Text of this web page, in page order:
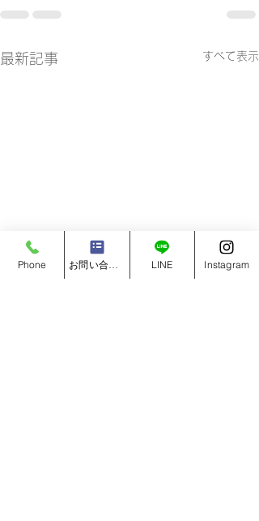
最新記事 すべて表示
Phone LINE Instagram